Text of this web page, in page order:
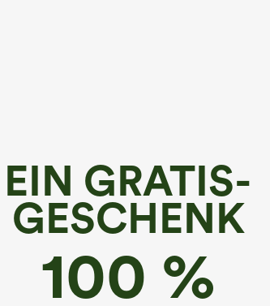
EIN GRATIS-
GESCHENK
100 %